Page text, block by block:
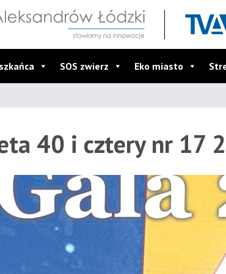
SOS zwierz Eko miasto
40 i cztery nr 17